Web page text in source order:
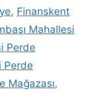
, Finanskent
Mahallesi
Perde
Perde
Mağazası,